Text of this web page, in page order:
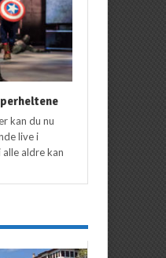
kan du nu
live i
aldre kan